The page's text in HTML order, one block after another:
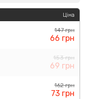
Ціна
147 грн
66 грн
153 грн
69 грн
162 грн
73 грн